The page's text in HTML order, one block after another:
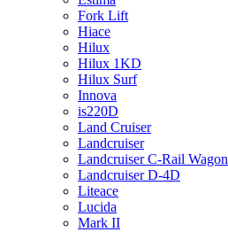
Fork Lift
Hiace
Hilux
Hilux 1KD
Hilux Surf
Innova
is220D
Land Cruiser
Landcruiser
Landcruiser C-Rail Wagon
Landcruiser D-4D
Liteace
Lucida
Mark II